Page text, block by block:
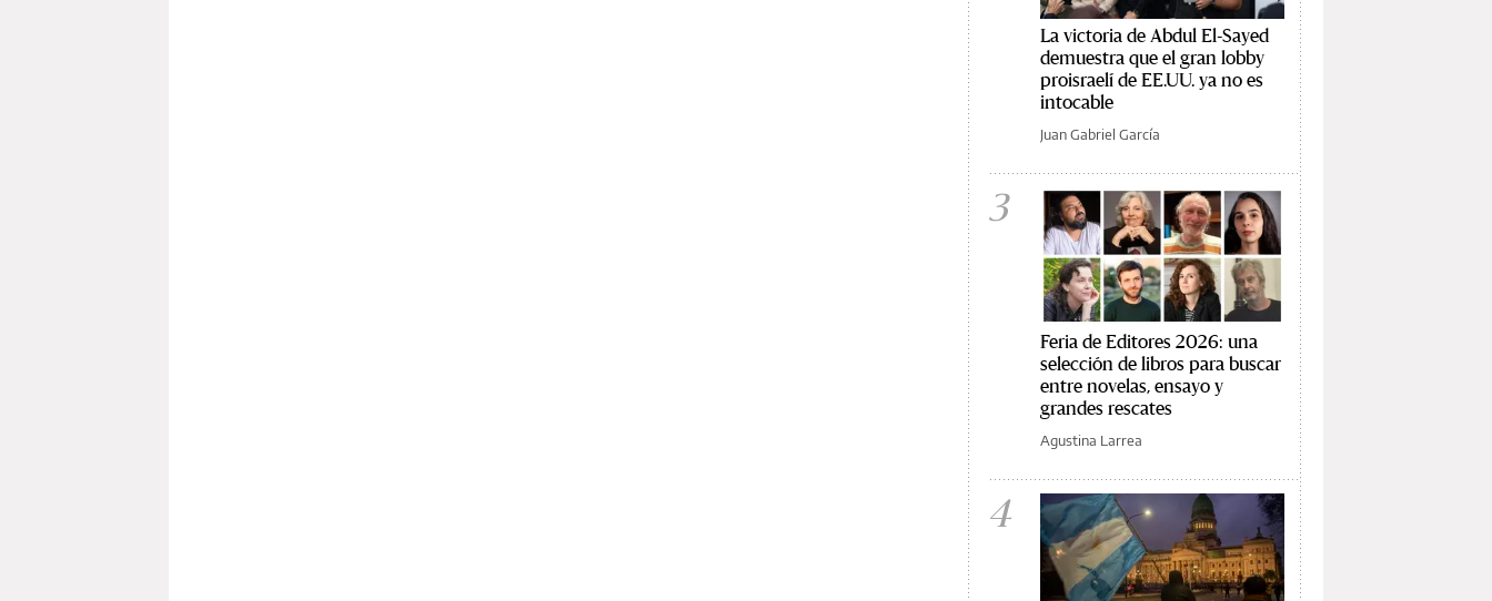
La victoria de Abdul El-Sayed
demuestra que el gran lobby
proisraelí de EE.UU. ya no es
intocable
Juan Gabriel García
3
Feria de Editores 2026: una
selección de libros para buscar
entre novelas, ensayo y
grandes rescates
Agustina Larrea
4